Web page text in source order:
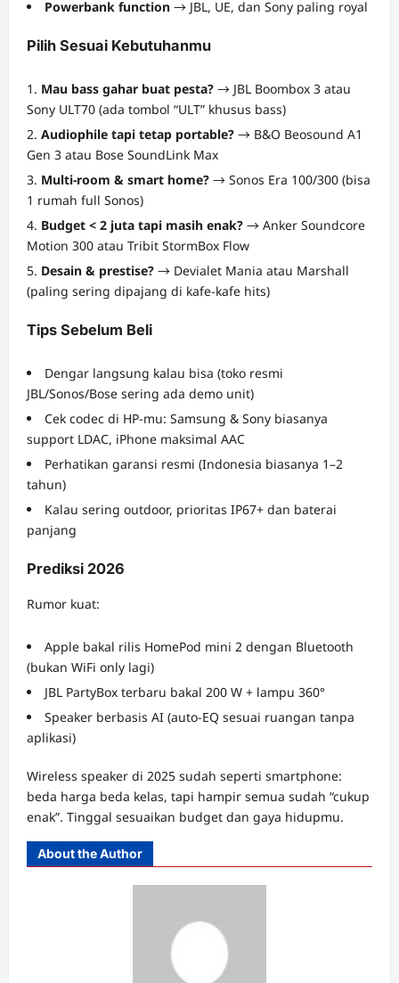
Powerbank function → JBL, UE, dan Sony paling royal
Pilih Sesuai Kebutuhanmu
Mau bass gahar buat pesta? → JBL Boombox 3 atau
Sony ULT70 (ada tombol “ULT” khusus bass)
Audiophile tapi tetap portable? → B&O Beosound A1
Gen 3 atau Bose SoundLink Max
Multi-room & smart home? → Sonos Era 100/300 (bisa
1 rumah full Sonos)
Budget < 2 juta tapi masih enak? → Anker Soundcore
Motion 300 atau Tribit StormBox Flow
Desain & prestise? → Devialet Mania atau Marshall
(paling sering dipajang di kafe-kafe hits)
Tips Sebelum Beli
Dengar langsung kalau bisa (toko resmi
JBL/Sonos/Bose sering ada demo unit)
Cek codec di HP-mu: Samsung & Sony biasanya
support LDAC, iPhone maksimal AAC
Perhatikan garansi resmi (Indonesia biasanya 1–2
tahun)
Kalau sering outdoor, prioritas IP67+ dan baterai
panjang
Prediksi 2026
Rumor kuat:
Apple bakal rilis HomePod mini 2 dengan Bluetooth
(bukan WiFi only lagi)
JBL PartyBox terbaru bakal 200 W + lampu 360°
Speaker berbasis AI (auto-EQ sesuai ruangan tanpa
aplikasi)
Wireless speaker di 2025 sudah seperti smartphone:
beda harga beda kelas, tapi hampir semua sudah “cukup
enak”. Tinggal sesuaikan budget dan gaya hidupmu.
About the Author